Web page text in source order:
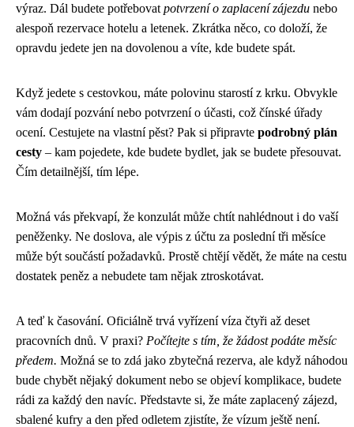
výraz. Dál budete potřebovat potvrzení o zaplacení zájezdu nebo
alespoň rezervace hotelu a letenek. Zkrátka něco, co doloží, že
opravdu jedete jen na dovolenou a víte, kde budete spát.
Když jedete s cestovkou, máte polovinu starostí z krku. Obvykle
vám dodají pozvání nebo potvrzení o účasti, což čínské úřady
ocení. Cestujete na vlastní pěst? Pak si připravte podrobný plán
cesty – kam pojedete, kde budete bydlet, jak se budete přesouvat.
Čím detailnější, tím lépe.
Možná vás překvapí, že konzulát může chtít nahlédnout i do vaší
peněženky. Ne doslova, ale výpis z účtu za poslední tři měsíce
může být součástí požadavků. Prostě chtějí vědět, že máte na cestu
dostatek peněz a nebudete tam nějak ztroskotávat.
A teď k časování. Oficiálně trvá vyřízení víza čtyři až deset
pracovních dnů. V praxi? Počítejte s tím, že žádost podáte měsíc
předem. Možná se to zdá jako zbytečná rezerva, ale když náhodou
bude chybět nějaký dokument nebo se objeví komplikace, budete
rádi za každý den navíc. Představte si, že máte zaplacený zájezd,
sbalené kufry a den před odletem zjistíte, že vízum ještě není.